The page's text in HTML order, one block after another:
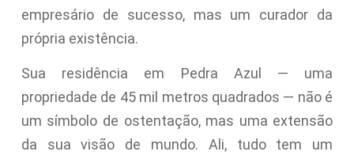
empresário de sucesso, mas um curador da
própria existência.
Sua residência em Pedra Azul — uma
propriedade de 45 mil metros quadrados — não é
um símbolo de ostentação, mas uma extensão
da sua visão de mundo. Ali, tudo tem um